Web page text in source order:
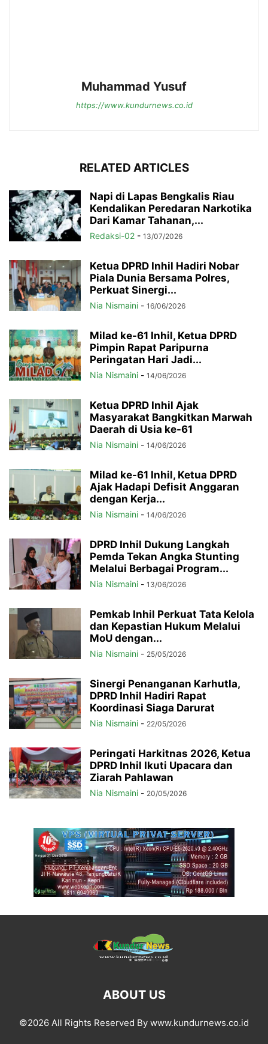
Muhammad Yusuf
https://www.kundurnews.co.id
RELATED ARTICLES
Napi di Lapas Bengkalis Riau
Kendalikan Peredaran Narkotika
Dari Kamar Tahanan,...
Redaksi-02 - 13/07/2026
Ketua DPRD Inhil Hadiri Nobar
Piala Dunia Bersama Polres,
Perkuat Sinergi...
Nia Nismaini - 16/06/2026
Milad ke-61 Inhil, Ketua DPRD
Pimpin Rapat Paripurna
Peringatan Hari Jadi...
Nia Nismaini - 14/06/2026
Ketua DPRD Inhil Ajak
Masyarakat Bangkitkan Marwah
Daerah di Usia ke-61
Nia Nismaini - 14/06/2026
Milad ke-61 Inhil, Ketua DPRD
Ajak Hadapi Defisit Anggaran
dengan Kerja...
Nia Nismaini - 14/06/2026
DPRD Inhil Dukung Langkah
Pemda Tekan Angka Stunting
Melalui Berbagai Program...
Nia Nismaini - 13/06/2026
Pemkab Inhil Perkuat Tata Kelola
dan Kepastian Hukum Melalui
MoU dengan...
Nia Nismaini - 25/05/2026
Sinergi Penanganan Karhutla,
DPRD Inhil Hadiri Rapat
Koordinasi Siaga Darurat
Nia Nismaini - 22/05/2026
Peringati Harkitnas 2026, Ketua
DPRD Inhil Ikuti Upacara dan
Ziarah Pahlawan
Nia Nismaini - 20/05/2026
ABOUT US
©2026 All Rights Reserved By www.kundurnews.co.id